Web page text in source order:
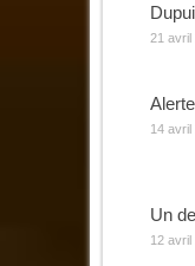
21 avril
14 avril
Un
12 avril